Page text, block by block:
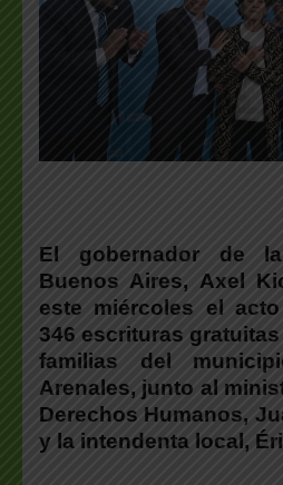
El gobernador de
Buenos Aires, Axel
este miércoles el
346 escrituras
familias del
Arenales, junto al
Derechos Humanos,
y la intendenta local,